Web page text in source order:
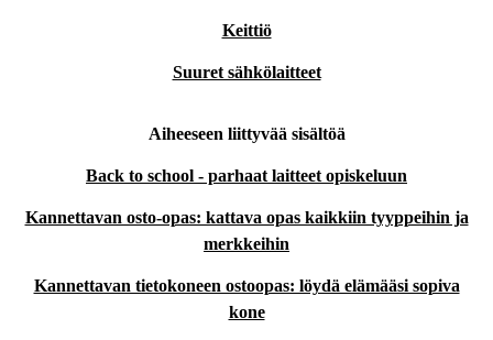
Keittiö
Suuret sähkölaitteet
Aiheeseen liittyvää sisältöä
Back to school - parhaat laitteet opiskeluun
Kannettavan osto-opas: kattava opas kaikkiin tyyppeihin ja
merkkeihin
Kannettavan tietokoneen ostoopas: löydä elämääsi sopiva
kone